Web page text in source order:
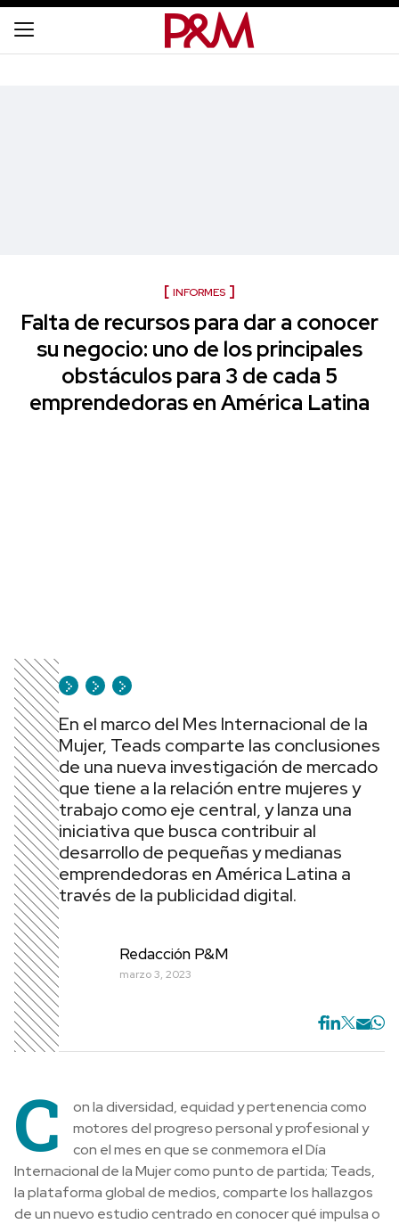
INFORMES
Falta de recursos para dar a conocer
su negocio: uno de los principales
obstáculos para 3 de cada 5
emprendedoras en América Latina
En el marco del Mes Internacional de la
Mujer, Teads comparte las conclusiones
de una nueva investigación de mercado
que tiene a la relación entre mujeres y
trabajo como eje central, y lanza una
iniciativa que busca contribuir al
desarrollo de pequeñas y medianas
emprendedoras en América Latina a
través de la publicidad digital.
Redacción P&M
marzo 3, 2023
C
on la diversidad, equidad y pertenencia como
motores del progreso personal y profesional y
con el mes en que se conmemora el Día
Internacional de la Mujer como punto de partida; Teads,
la plataforma global de medios, comparte los hallazgos
de un nuevo estudio centrado en conocer qué impulsa o